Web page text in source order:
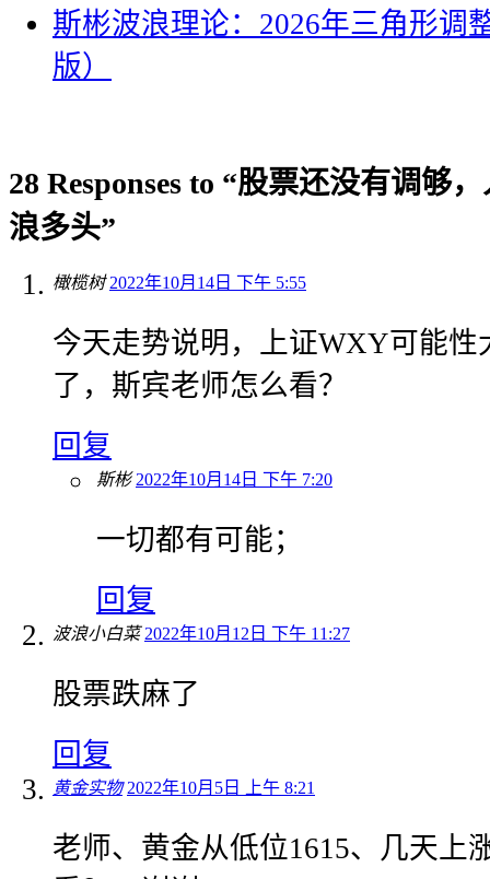
斯彬波浪理论：2026年三角形调
版）
28 Responses to “股票还没有调够
浪多头”
橄榄树 2022年10月14日 下午 5:55
今天走势说明，上证WXY可能性
了，斯宾老师怎么看？
回复
斯彬 2022年10月14日 下午 7:20
一切都有可能；
回复
波浪小白菜 2022年10月12日 下午 11:27
股票跌麻了
回复
黄金实物 2022年10月5日 上午 8:21
老师、黄金从低位1615、几天上